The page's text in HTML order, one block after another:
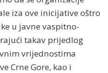
iza ove inicijative oštro
u javne vaspitno-
takav prijedlog
vrijednostima
Crne Gore, kao i